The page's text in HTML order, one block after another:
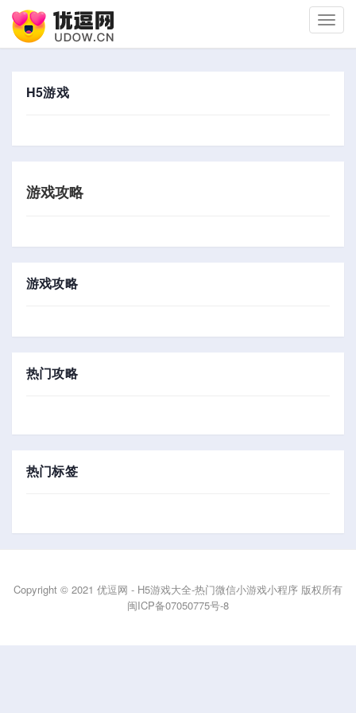
切
换
H5游戏
游戏攻略
游戏攻略
热门攻略
热门标签
Copyright © 2021 优逗网 - H5游戏大全-热门微信小游戏小程序 版权所有
闽ICP备07050775号-8